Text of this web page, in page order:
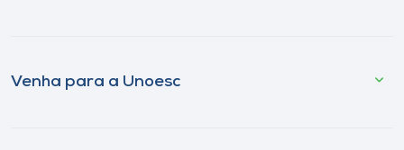
Venha para a Unoesc